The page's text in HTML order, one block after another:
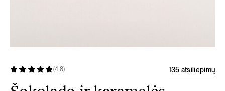
(4.8) 135 atsiliepimų